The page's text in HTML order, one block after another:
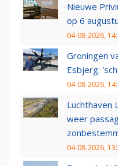
Nieuwe
op 6
04-08-2026,
Groningen
Esbjerg:
04-08-2026,
Luchthaven
weer
04-08-2026,